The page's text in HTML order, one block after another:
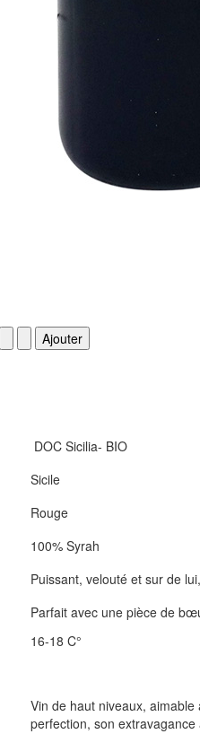
DOC Sicilia- BIO
Sicile
Rouge
100% Syrah
Puissant, velouté et sur de
Parfait avec une pièce de
16-18 C°
Vin de haut niveaux,
perfection, son